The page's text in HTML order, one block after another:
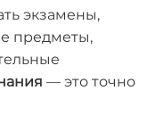
экзамены,
предметы,
— это точно